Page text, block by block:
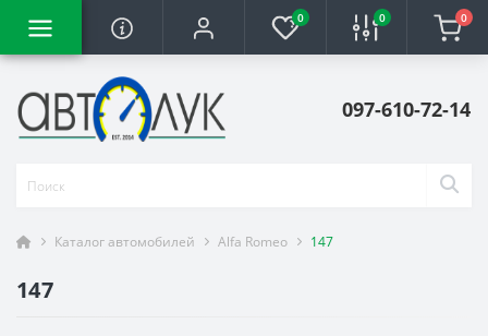
0 0 0
097-610-72-14
Каталог автомобилей Alfa Romeo 147
147